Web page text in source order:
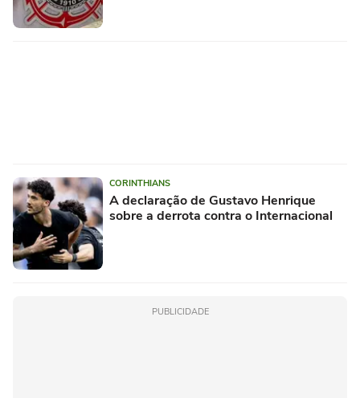
CORINTHIANS
A declaração de Gustavo Henrique
sobre a derrota contra o Internacional
PUBLICIDADE